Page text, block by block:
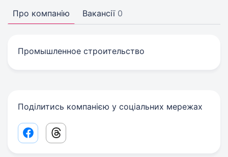
Про компанію Вакансії 0
Промышленное строительство
Поділитись компанією у соціальних мережах
Facebook share link
Threads share link